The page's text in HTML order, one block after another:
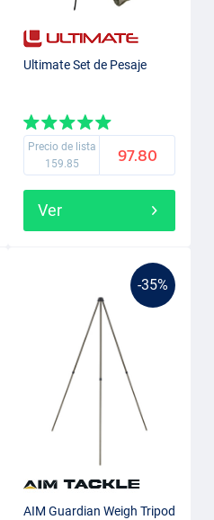
Ultimate Set de Pesaje
Precio de lista
159.85
97.80
Ver
-35%
AIM Guardian Weigh Tripod